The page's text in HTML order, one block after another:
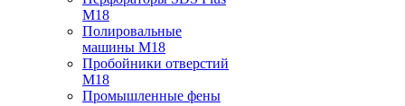
M18
Полировальные
машины M18
Пробойники отверстий
M18
Промышленные фены